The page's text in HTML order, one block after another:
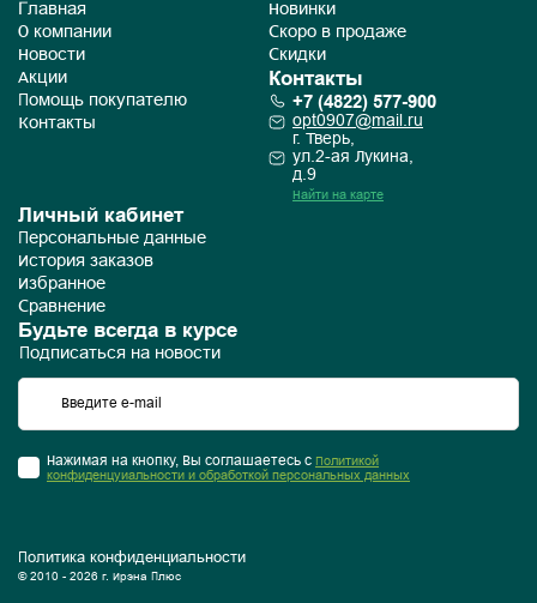
Главная
О компании
Новости
Акции
Помощь покупателю
Контакты
Новинки
Скоро в продаже
Скидки
Контакты
+7 (4822) 577-900
opt0907@mail.ru
г. Тверь,
ул.2-ая Лукина,
д.9
Найти на карте
Личный кабинет
Персональные данные
История заказов
Избранное
Сравнение
Будьте всегда в курсе
Подписаться на новости
Нажимая на кнопку, Вы соглашаетесь с Политикой
конфиденцуиальности и обработкой персональных данных
Политика конфиденциальности
© 2010 - 2026 г. Ирэна Плюс